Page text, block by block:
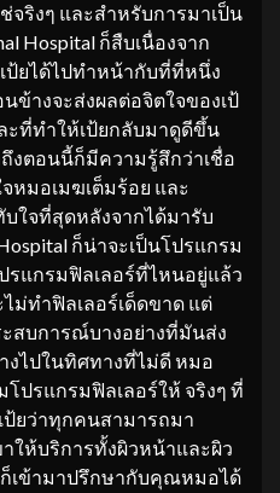
จริงๆ และสำหรับการมาเป็น
Hospital ก็สืบเนื่องจาก
ป้ยได้ไปทำหน้ากับที่ที่หนึ่ง
ข้างจะส่งผลต่อจิตใจของเป้
ที่ทำให้เป้ยกลับมาดูดีขึ้น
งตอนนี้ก็มีความรู้สึกว่าเชื่อ
หมอเมฆเต็มร้อย และ
ใจที่สุดหลังจากได้มารับ
ก็น่าจะเป็นโปรแกรม
รแกรมฟิลเลอร์ที่ไหนอยู่แล้ว
ม่ทำฟิลเลอร์เด็ดขาด แต่
ะสบการณ์บางอย่างที่มันส่ง
งไปในทิศทางที่ไม่ดี หมอ
โปรแกรมฟิลเลอร์ให้ จริงๆ ที่
ป้ยว่าทุกคนสามารถมา
ให้บริการทั้งผิวหน้าและผิว
เข้ามาปรึกษากับคุณหมอได้